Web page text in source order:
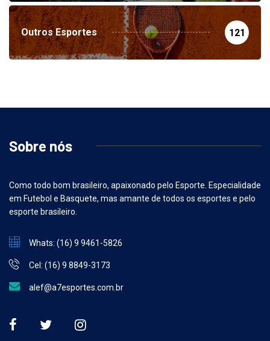
Outros Esportes 121
Sobre nós
Como todo bom brasileiro, apaixonado pelo Esporte. Especialidade
em Futebol e Basquete, mas amante de todos os esportes e pelo
esporte brasileiro.
Whats: (16) 9 9461-5826
Cel: (16) 9 8849-3173
alef@a7esportes.com.br